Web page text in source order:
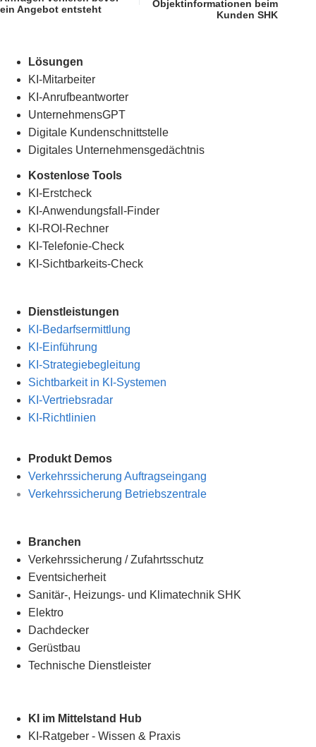
ein Angebot entsteht
Objektinformationen beim
Kunden SHK
Lösungen
KI-Mitarbeiter
KI-Anrufbeantworter
UnternehmensGPT
Digitale Kundenschnittstelle
Digitales Unternehmensgedächtnis
Kostenlose Tools
KI-Erstcheck
KI-Anwendungsfall-Finder
KI-ROI-Rechner
KI-Telefonie-Check
KI-Sichtbarkeits-Check
Dienstleistungen
KI-Bedarfsermittlung
KI-Einführung
KI-Strategiebegleitung
Sichtbarkeit in KI-Systemen
KI-Vertriebsradar
KI-Richtlinien
Produkt Demos
Verkehrssicherung Auftragseingang
Verkehrssicherung Betriebszentrale
Branchen
Verkehrssicherung /Zufahrtsschutz
Eventsicherheit
Sanitär-, Heizungs- und Klimatechnik SHK
Elektro
Dachdecker
Gerüstbau
Technische Dienstleister
KI im Mittelstand Hub
KI-Ratgeber - Wissen & Praxis